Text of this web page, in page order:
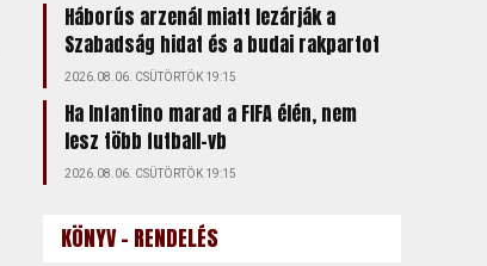
Háborús arzenál miatt lezárják a
Szabadság hidat és a budai rakpartot
2026.08.06. CSÜTÖRTÖK 19:15
Ha Infantino marad a FIFA élén, nem
lesz több futball-vb
2026.08.06. CSÜTÖRTÖK 19:15
KÖNYV - RENDELÉS